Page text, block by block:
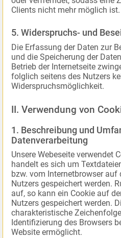
Clients nicht mehr möglich ist.
5. Widerspruchs- und
Die Erfassung der Daten zur
und die Speicherung der
Betrieb der Internetseite
folglich seitens des Nutzers
Widerspruchsmöglichkeit.
II. Verwendung von
1. Beschreibung und
Datenverarbeitung
Unsere Webeseite verwendet
handelt es sich um
bzw. vom Internetbrowser
Nutzers gespeichert werden.
auf, so kann ein Cookie auf
Nutzers gespeichert werden.
charakteristische
Identifizierung des Browsers
Website ermöglicht.